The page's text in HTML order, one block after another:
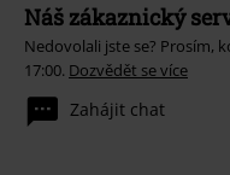
Náš zákaznický
Nedovolali jste se? Prosím,
17:00. Dozvědět se více
Zahájit chat